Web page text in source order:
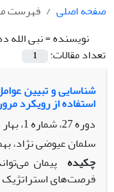
صفحه اصلی
فهرست
نویسنده =نبی الله
تعداد مقالات:
1
شناسایی و تبیین
استفاده از رویکرد
دوره 27، شماره 1، بهار 1402، صفحه
سلمان عیوضی نژاد،
چکیده پیمان
فرصت‌های استراتژیک